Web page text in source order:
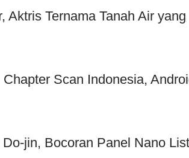
Aktris Ternama Tanah Air yang
Scan Indonesia,
jin, Bocoran Panel Nano